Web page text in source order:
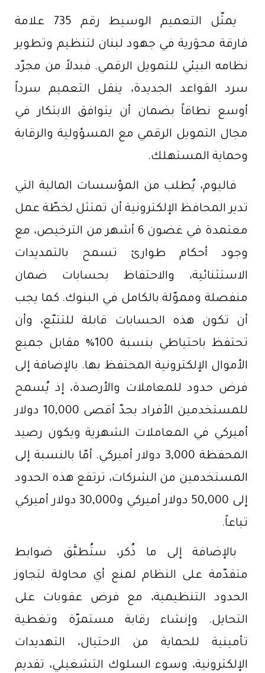
يمثّل التعميم الوسيط رقم 735 علامة
فارقة محوَرية في جهود لبنان لتنظيم وتطوير
نظامه البيئي للتمويل الرقمي. فبدلاً من مجرّد
سرد القواعد الجديدة، ينقل التعميم سرداً
أوسع نطاقاً بضمان أن يتوافق الابتكار في
مجال التمويل الرقمي مع المسؤولية والرقابة
وحماية المستهلك.
فاليوم، يُطلب من المؤسسات المالية التي
تدير المحافظ الإلكترونية أن تمتثل لخطّة عمل
معتمدة في غضون 6 أشهر من الترخيص، مع
وجود أحكام طوارئ تسمح بالتمديدات
الاستثنائية، والاحتفاظ بحسابات ضمان
منفصلة ومموّلة بالكامل في البنوك. كما يجب
أن تكون هذه الحسابات قابلة للتتبّع، وأن
تحتفظ باحتياطي بنسبة 100% مقابل جميع
الأموال الإلكترونية المحتفظ بها. بالإضافة إلى
فرض حدود للمعاملات والأرصدة، إذ يُسمح
للمستخدمين الأفراد بحدّ أقصى 10,000 دولار
أميركي في المعاملات الشهرية ويكون رصيد
المحفظة 3,000 دولار أميركي. أمّا بالنسبة إلى
المستخدمين من الشركات، ترتفع هذه الحدود
إلى 50,000 دولار أميركي و30,000 دولار أميركي
تباعاً.
بالإضافة إلى ما ذُكر، ستُطبَّق ضوابط
متقدّمة على النظام لمنع أي محاولة لتجاوز
الحدود التنظيمية، مع فرض عقوبات على
التحايل. وإنشاء رقابة مستمرّة وتغطية
تأمينية للحماية من الاحتيال، التهديدات
الإلكترونية، وسوء السلوك التشغيلي، تقديم